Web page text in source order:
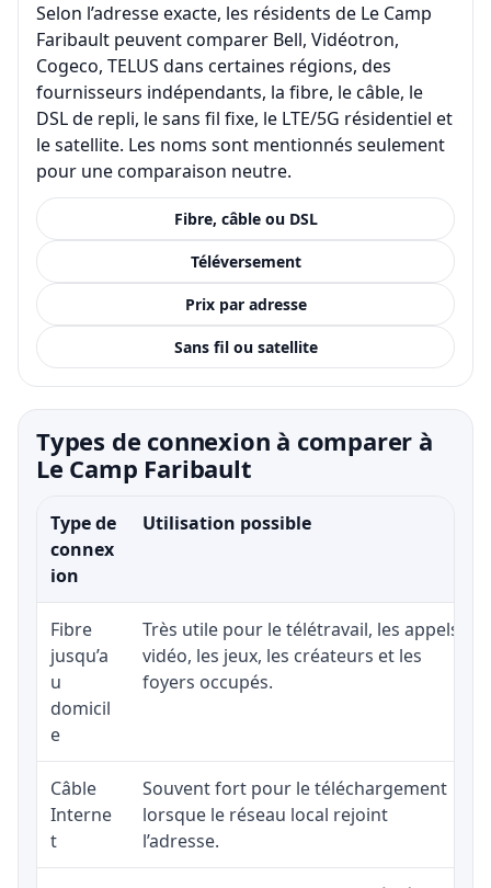
Selon l’adresse exacte, les résidents de Le Camp
Faribault peuvent comparer Bell, Vidéotron,
Cogeco, TELUS dans certaines régions, des
fournisseurs indépendants, la fibre, le câble, le
DSL de repli, le sans fil fixe, le LTE/5G résidentiel et
le satellite. Les noms sont mentionnés seulement
pour une comparaison neutre.
Fibre, câble ou DSL
Téléversement
Prix par adresse
Sans fil ou satellite
Types de connexion à comparer à
Le Camp Faribault
Type de
connex
ion
Utilisation possible
Fibre
jusqu’a
u
domicil
e
Très utile pour le télétravail, les appels
vidéo, les jeux, les créateurs et les
foyers occupés.
Câble
Interne
t
Souvent fort pour le téléchargement
lorsque le réseau local rejoint
l’adresse.